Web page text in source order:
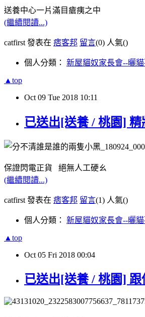
送養中心一片滿目瘡痍之中
(繼續閱讀...)
catfirst 發表在 痞客邦 留言(0) 人氣()
個人分類： 新屋貓奴家長會--曬
▲top
Oct 09 Tue 2018 10:11
已送出[送養 / 桃園]
保證閃電正貨 絕無人工硬ㄠ
(繼續閱讀...)
catfirst 發表在 痞客邦 留言(1) 人氣()
個人分類： 新屋貓奴家長會--曬
▲top
Oct 05 Fri 2018 00:04
已送出[送養 / 桃園]